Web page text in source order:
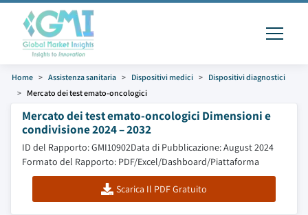
Home Assistenza sanitaria Dispositivi medici
Dispositivi diagnostici
Mercato dei test emato-oncologici
Mercato dei test emato-oncologici Dimensioni e
condivisione 2024 – 2032
ID del Rapporto: GMI10902Data di Pubblicazione: August 2024
Formato del Rapporto: PDF/Excel/Dashboard/Piattaforma
Scarica Il PDF Gratuito